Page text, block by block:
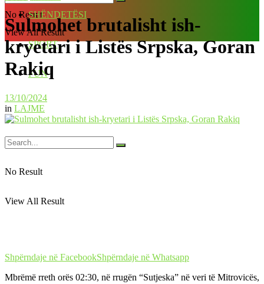
No Result
View All Result
SHËNDETËSI
SPORT
FUN
No Result
View All Result
Sulmohet brutalisht ish-
kryetari i Listës Srpska, Goran
Rakiq
13/10/2024
in LAJME
Shpërndaje në FacebookShpërndaje në Whatsapp
Mbrëmë rreth orës 02:30, në rrugën “Sutjeska” në veri të Mitrovicës,